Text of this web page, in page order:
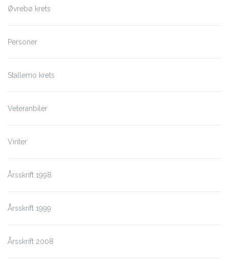
Øvrebø krets
Personer
Stallemo krets
Veteranbiler
Vinter
Årsskrift 1998
Årsskrift 1999
Årsskrift 2008